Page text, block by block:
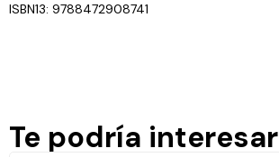
ISBN13: 9788472908741
Te podría interesar